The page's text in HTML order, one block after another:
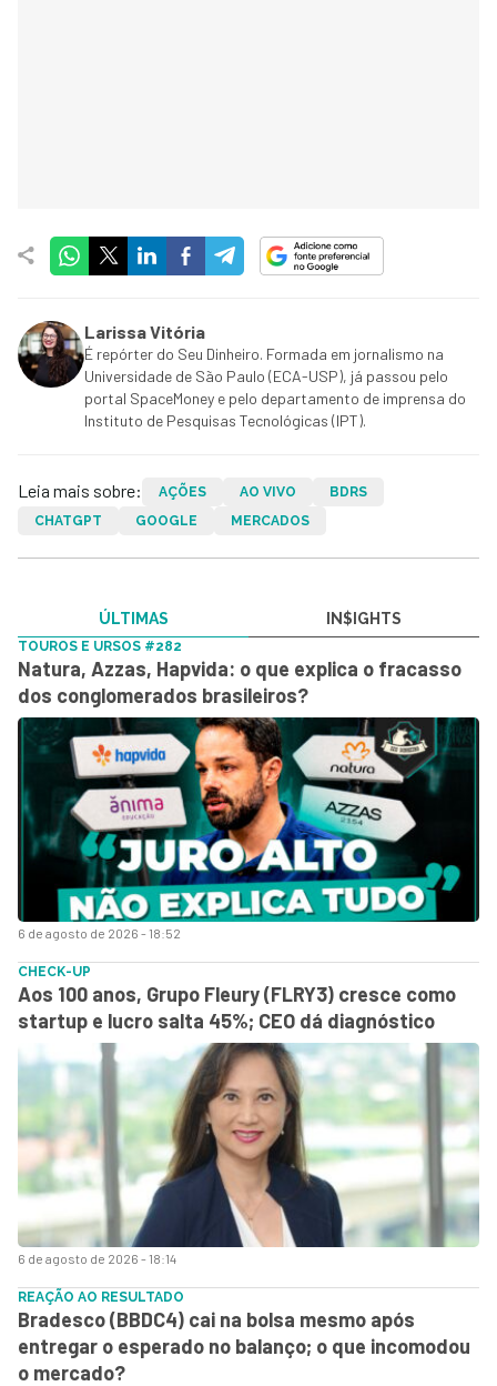
Larissa Vitória
É repórter do Seu Dinheiro. Formada em jornalismo na
Universidade de São Paulo (ECA-USP), já passou pelo
portal SpaceMoney e pelo departamento de imprensa do
Instituto de Pesquisas Tecnológicas (IPT).
Leia mais sobre: AÇÕES AO VIVO
BDRS
CHATGPT
GOOGLE MERCADOS
ÚLTIMAS IN$IGHTS
6 de agosto de 2026 - 18:52
TOUROS E URSOS #282
Natura, Azzas, Hapvida: o que explica o fracasso
dos conglomerados brasileiros?
6 de agosto de 2026 - 18:14
CHECK-UP
Aos 100 anos, Grupo Fleury (FLRY3) cresce como
startup e lucro salta 45%; CEO dá diagnóstico
REAÇÃO AO RESULTADO
Bradesco (BBDC4) cai na bolsa mesmo após
entregar o esperado no balanço; o que incomodou
o mercado?